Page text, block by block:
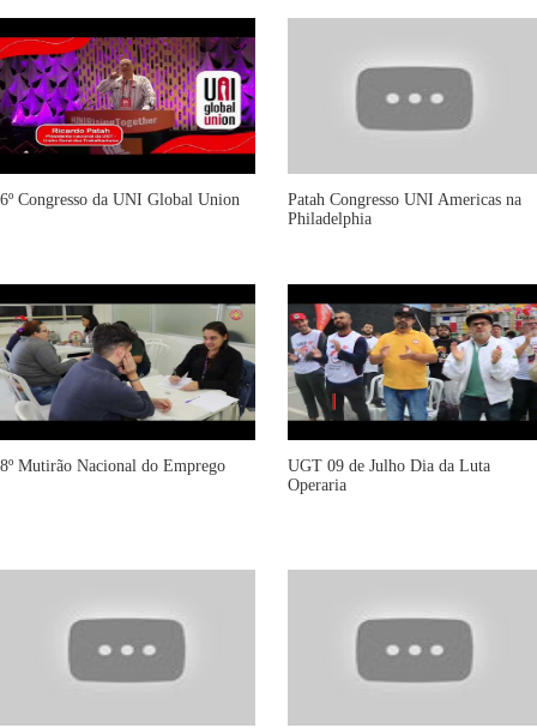
6º Congresso da UNI Global Union
Patah Congresso UNI Americas na
Philadelphia
8º Mutirão Nacional do Emprego
UGT 09 de Julho Dia da Luta
Operaria